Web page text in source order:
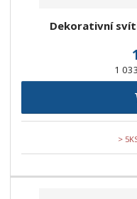
Dekorativní
1
>